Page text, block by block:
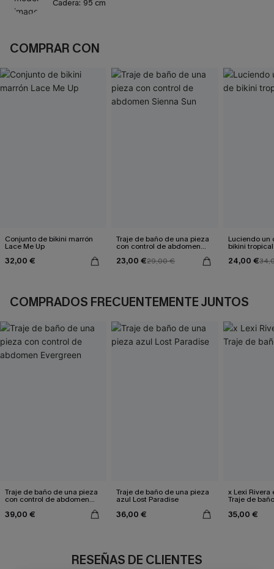
Cadera: 95 cm
COMPRAR CON
Conjunto de bikini marrón
Lace Me Up
32,00 €
Traje de baño de una pieza
con control de abdomen
23,00 €29,00 €
Luciendo un
bikini tropical
24,00 €
COMPRADOS FRECUENTEMENTE JUNTOS
Traje de baño de una pieza
con control de abdomen
39,00 €
Traje de baño de una pieza
azul Lost Paradise
36,00 €
x Lexi Rivera
Traje de
35,00 €
RESEÑAS DE CLIENTES